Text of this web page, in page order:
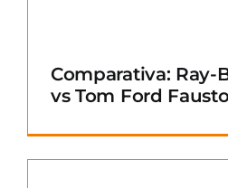
Comparativa: Ray-
vs Tom Ford